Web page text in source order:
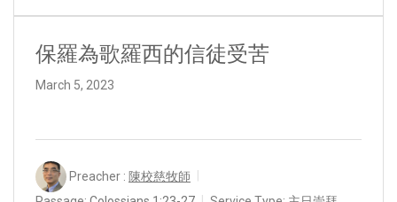
保羅為歌羅西的信徒受苦
March 5, 2023
Preacher : 陳校慈牧師